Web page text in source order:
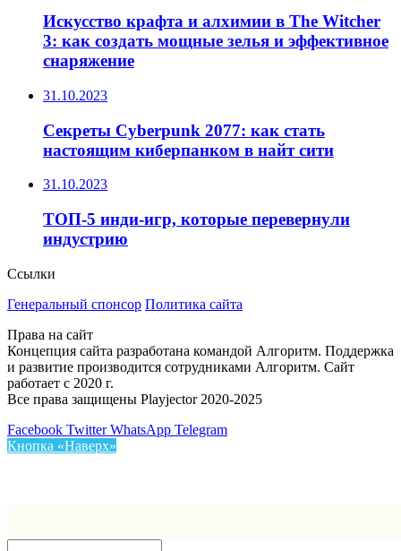
Искусство крафта и алхимии в The Witcher
3: как создать мощные зелья и эффективное
снаряжение
31.10.2023
Секреты Cyberpunk 2077: как стать
настоящим киберпанком в найт сити
31.10.2023
ТОП-5 инди-игр, которые перевернули
индустрию
Ссылки
Генеральный спонсор Политика сайта
Права на сайт
Концепция сайта разработана командой Алгоритм. Поддержка
и развитие производится сотрудниками Алгоритм. Сайт
работает с 2020 г.
Все права защищены Playjector 2020-2025
Facebook Twitter WhatsApp Telegram
Кнопка «Наверх»